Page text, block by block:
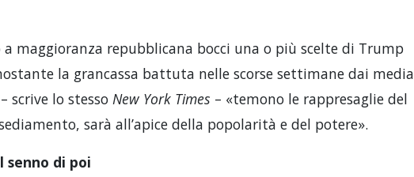
a maggioranza repubblicana bocci una o più scelte di Trump
la grancassa battuta nelle scorse settimane dai media
scrive lo stesso New York Times – «temono le rappresaglie del
sarà all’apice della popolarità e del potere».
senno di poi